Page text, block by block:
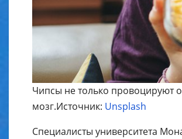
Чипсы не только провоцируют
мозг.Источник: Unsplash
Специалисты университета